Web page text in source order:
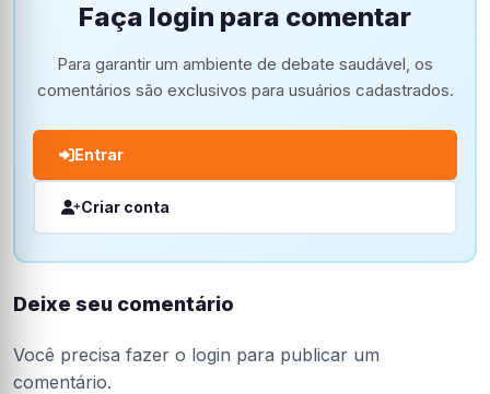
Faça login para comentar
Para garantir um ambiente de debate saudável, os
comentários são exclusivos para usuários cadastrados.
Entrar
Criar conta
Deixe seu comentário
Você precisa fazer o login para publicar um
comentário.